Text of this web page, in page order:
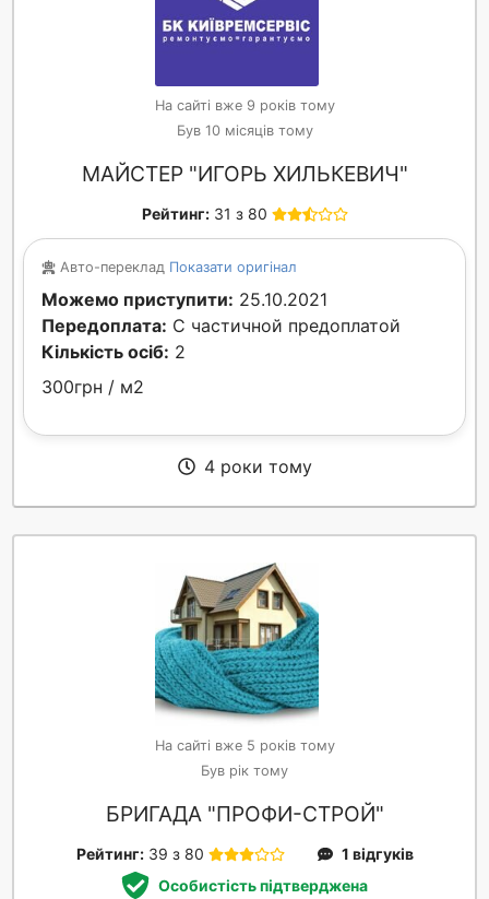
На сайті вже 9 років тому
Був 10 місяців тому
МАЙСТЕР "ИГОРЬ ХИЛЬКЕВИЧ"
Рейтинг: 31 з 80
Авто-переклад Показати оригінал
Можемо приступити: 25.10.2021
Передоплата: С частичной предоплатой
Кількість осіб: 2
300грн / м2
4 роки тому
На сайті вже 5 років тому
Був рік тому
БРИГАДА "ПРОФИ-СТРОЙ"
Рейтинг: 39 з 80
1 відгуків
Особистість підтверджена